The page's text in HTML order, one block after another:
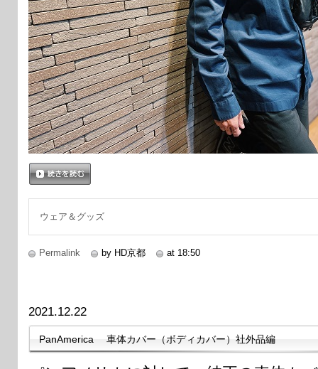
ウェア＆グッズ
Permalink by HD京都 at 18:50
2021.12.22
PanAmerica 車体カバー（ボディカバー）社外品編